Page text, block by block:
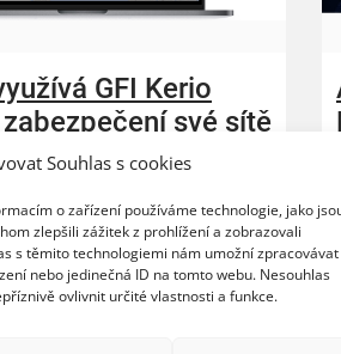
Souhlas s cookies
o zařízení používáme technologie, jako
zlepšili zážitek z prohlížení a zobrazovali
s těmito technologiemi nám umožní zpracovávat
nebo jedinečná ID na tomto webu. Nesouhlas
ovlivnit určité vlastnosti a funkce.
GFI Kerio
své sítě
získala lepší kontrolu
vyšší úroveň ochrany
hrozbami a spolehlivý
práci zaměstnanců
lídr v oblasti bezpeč ...